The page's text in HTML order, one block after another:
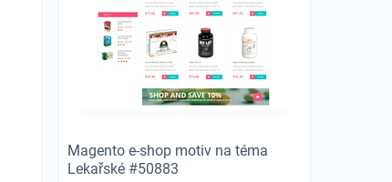
Magento e-shop motiv na téma
Lekařské #50883